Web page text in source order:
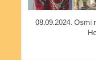
08.09.2024. Osmi